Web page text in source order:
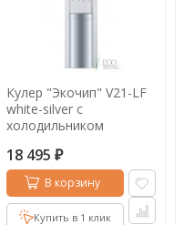
Кулер "Экочип" V21-LF
white-silver с
холодильником
18 495 ₽
В корзину
Купить в 1 клик